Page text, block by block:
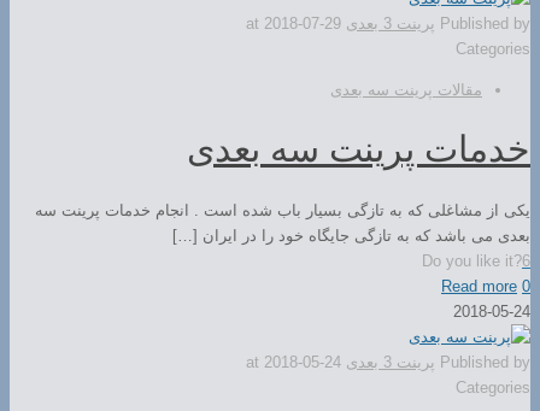
Published by پرینت 3 بعدی at 2018-07-29
Categories
مقالات پرینت سه بعدی
خدمات پرینت سه بعدی
یکی از مشاغلی که به تازگی بسیار باب شده است . انجام خدمات پرینت سه
بعدی می باشد که به تازگی جایگاه خود را در ایران […]
Do you like it?6
0
Read more
2018-05-24
Published by پرینت 3 بعدی at 2018-05-24
Categories